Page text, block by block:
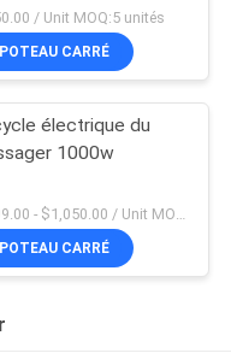
/ Unit MOQ:5 unités
POTEAU CARRÉ
électrique du
1000w
$999.00 - $1,050.00 / Unit MOQ:1 unité
POTEAU CARRÉ